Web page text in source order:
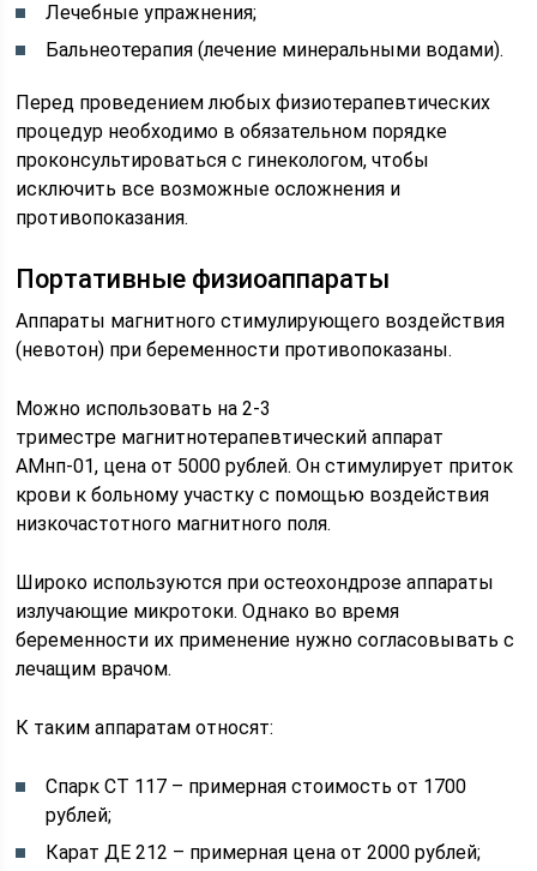
Лечебные упражнения;
Бальнеотерапия (лечение минеральными водами).
Перед проведением любых физиотерапевтических
процедур необходимо в обязательном порядке
проконсультироваться с гинекологом, чтобы
исключить все возможные осложнения и
противопоказания.
Портативные физиоаппараты
Аппараты магнитного стимулирующего воздействия
(невотон) при беременности противопоказаны.
Можно использовать на 2-3
триместре магнитнотерапевтический аппарат
АМнп-01, цена от 5000 рублей. Он стимулирует приток
крови к больному участку с помощью воздействия
низкочастотного магнитного поля.
Широко используются при остеохондрозе аппараты
излучающие микротоки. Однако во время
беременности их применение нужно согласовывать с
лечащим врачом.
К таким аппаратам относят:
Спарк СТ 117 – примерная стоимость от 1700
рублей;
Карат ДЕ 212 – примерная цена от 2000 рублей;